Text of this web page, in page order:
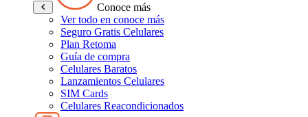
Conoce más
Ver todo en conoce más
Seguro Gratis Celulares
Plan Retoma
Guía de compra
Celulares Baratos
Lanzamientos Celulares
SIM Cards
Celulares Reacondicionados